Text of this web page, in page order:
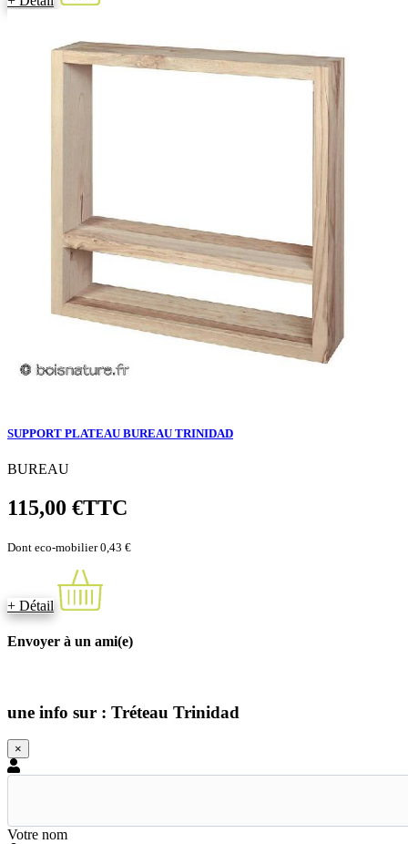
SUPPORT PLATEAU BUREAU TRINIDAD
BUREAU
115,00 €TTC
Dont eco-mobilier 0,43 €
+ Détail
Envoyer à un ami(e)
une info sur : Tréteau Trinidad
×
Votre nom